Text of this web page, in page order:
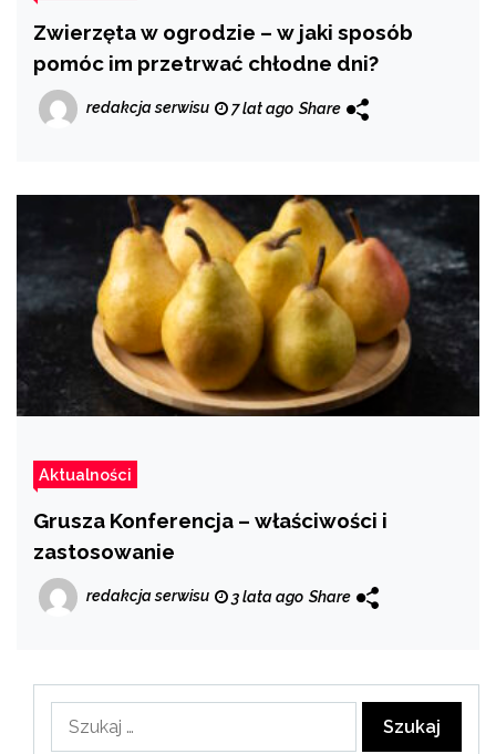
Zwierzęta w ogrodzie – w jaki sposób
pomóc im przetrwać chłodne dni?
redakcja serwisu 7 lat ago Share
Aktualności
Grusza Konferencja – właściwości i
zastosowanie
redakcja serwisu 3 lata ago Share